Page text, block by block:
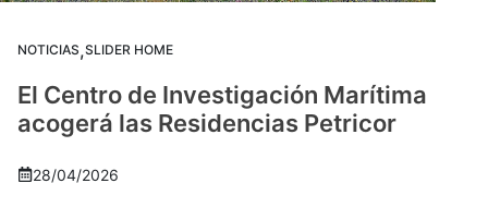
NOTICIAS,SLIDER HOME
El Centro de Investigación Marítima
acogerá las Residencias Petricor
28/04/2026